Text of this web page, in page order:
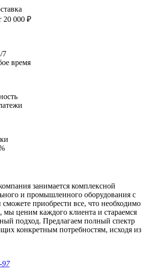
20 000 ₽
7
время
занимается комплексной
и промышленного оборудования с
приобрести все, что необходимо
мы ценим каждого клиента и стараемся
подход. Предлагаем полный спектр
конкретным потребностям, исходя из
97